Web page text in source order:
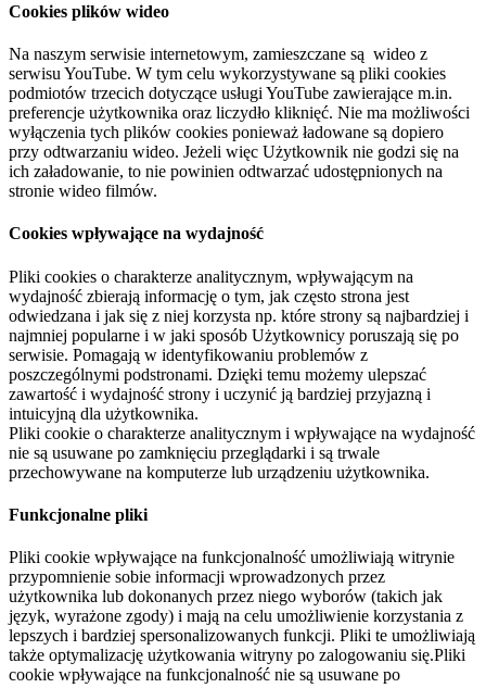
Cookies plików wideo
Na naszym serwisie internetowym, zamieszczane są wideo z
serwisu YouTube. W tym celu wykorzystywane są pliki cookies
podmiotów trzecich dotyczące usługi YouTube zawierające m.in.
preferencje użytkownika oraz liczydło kliknięć. Nie ma możliwości
wyłączenia tych plików cookies ponieważ ładowane są dopiero
przy odtwarzaniu wideo. Jeżeli więc Użytkownik nie godzi się na
ich załadowanie, to nie powinien odtwarzać udostępnionych na
stronie wideo filmów.
Cookies wpływające na wydajność
Pliki cookies o charakterze analitycznym, wpływającym na
wydajność zbierają informację o tym, jak często strona jest
odwiedzana i jak się z niej korzysta np. które strony są najbardziej i
najmniej popularne i w jaki sposób Użytkownicy poruszają się po
serwisie. Pomagają w identyfikowaniu problemów z
poszczególnymi podstronami. Dzięki temu możemy ulepszać
zawartość i wydajność strony i uczynić ją bardziej przyjazną i
intuicyjną dla użytkownika.
Pliki cookie o charakterze analitycznym i wpływające na wydajność
nie są usuwane po zamknięciu przeglądarki i są trwale
przechowywane na komputerze lub urządzeniu użytkownika.
Funkcjonalne pliki
Pliki cookie wpływające na funkcjonalność umożliwiają witrynie
przypomnienie sobie informacji wprowadzonych przez
użytkownika lub dokonanych przez niego wyborów (takich jak
język, wyrażone zgody) i mają na celu umożliwienie korzystania z
lepszych i bardziej spersonalizowanych funkcji. Pliki te umożliwiają
także optymalizację użytkowania witryny po zalogowaniu się.Pliki
cookie wpływające na funkcjonalność nie są usuwane po